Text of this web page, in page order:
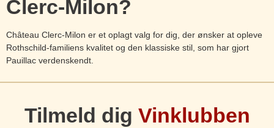
Clerc-Milon?
Château Clerc-Milon er et oplagt valg for dig, der ønsker at opleve
Rothschild-familiens kvalitet og den klassiske stil, som har gjort
Pauillac verdenskendt.
Tilmeld dig Vinklubben